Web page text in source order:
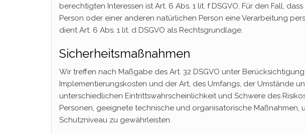
berechtigten Interessen ist Art. 6 Abs. 1 lit. f DSGVO. Für den Fall,
Person oder einer anderen natürlichen Person eine Verarbeitung
dient Art. 6 Abs. 1 lit. d DSGVO als Rechtsgrundlage.
Sicherheitsmaßnahmen
Wir treffen nach Maßgabe des Art. 32 DSGVO unter
Implementierungskosten und der Art, des Umfangs, der Umstände
unterschiedlichen Eintrittswahrscheinlichkeit und Schwere des
Personen, geeignete technische und organisatorische Maßnahmen,
Schutzniveau zu gewährleisten.